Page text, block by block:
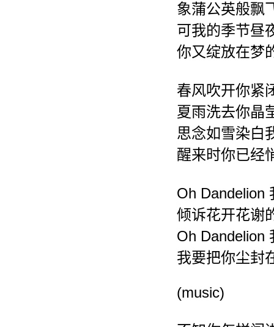
象蒲公英般飘
可我的季节昼
你又绽放在梦
春风吹开你紧
夏雨洗去你晶
思念如雪染白
醒来时你已经
Oh Dandelion
倾诉花开花谢
Oh Dandelion
我要把你尘封
(music)